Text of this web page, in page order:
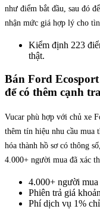
như điểm bắt đầu, sau đó
nhận mức giá hợp lý cho
Kiểm định 223
thật.
Bán Ford
để có thêm cạnh
Vucar phù hợp với chủ xe
thêm tín hiệu nhu cầu mua
hóa thành hồ sơ có thông
4.000+ người mua đã xác
4.000+ người mua
Phiên trả giá
Phí dịch vụ 1%